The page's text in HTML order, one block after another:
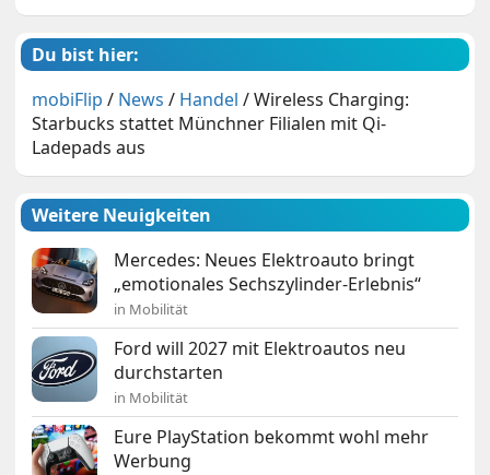
Du bist hier:
mobiFlip / News / Handel /Wireless Charging:
Starbucks stattet Münchner Filialen mit Qi-
Ladepads aus
Weitere Neuigkeiten
Mercedes: Neues Elektroauto bringt
„emotionales Sechszylinder-Erlebnis“
in Mobilität
Ford will 2027 mit Elektroautos neu
durchstarten
in Mobilität
Eure PlayStation bekommt wohl mehr
Werbung